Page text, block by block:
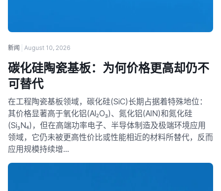
新闻 August 10, 2026
碳化硅陶瓷基板：为何价格更高却仍不
可替代
在工程陶瓷基板领域，碳化硅(SiC)长期占据着特殊地位：
其价格显著高于氧化铝(Al₂O₃)、氮化铝(AlN)和氮化硅
(Si₃N₄)，但在高端功率电子、半导体制造及极端环境应用
领域，它仍未被更高性价比或性能相近的材料所替代，反而
应用规模持续增…